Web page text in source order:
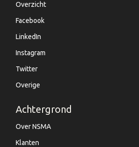
Overzicht
Facebook
LinkedIn
Instagram
Twitter
Overige
Achtergrond
Over NSMA
Klanten